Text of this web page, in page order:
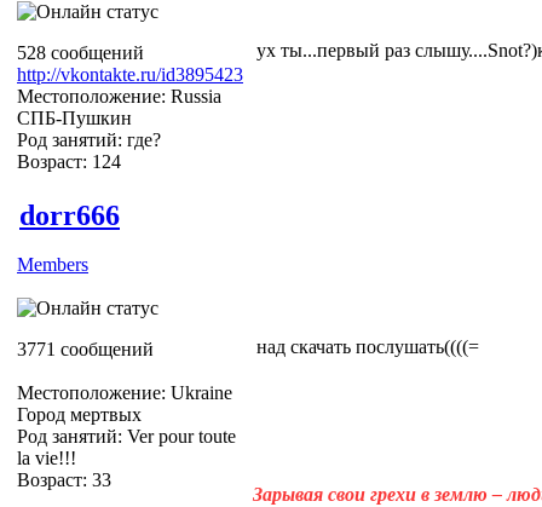
528 сообщений
http://vkontakte.ru/id3895423
Местоположение: Russia
СПБ-Пушкин
Род занятий: где?
Возраст: 124
ух ты...первый раз
dorr666
Members
3771 сообщений
Местоположение: Ukraine
Город мертвых
Род занятий: Ver pour toute
la vie!!!
Возраст: 33
над скачать послушать((((=
Зарывая свои грехи в землю –